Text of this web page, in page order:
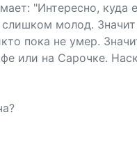
"Интересно,
молод.
пока не умер.
или на Сарочке.